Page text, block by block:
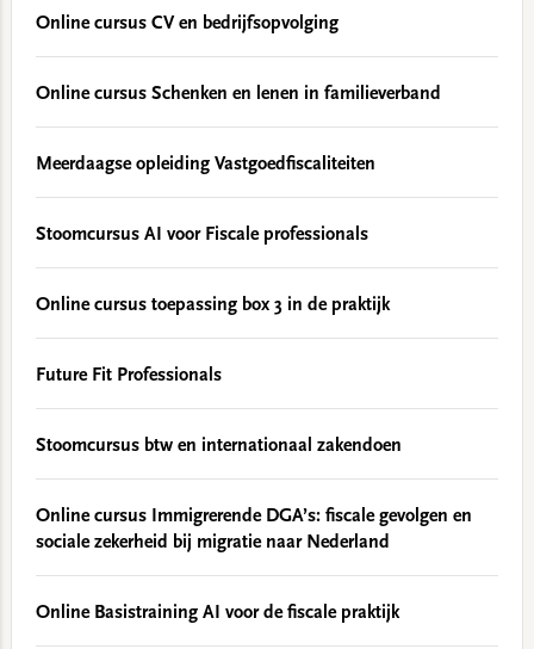
Online cursus CV en bedrijfsopvolging
Online cursus Schenken en lenen in familieverband
Meerdaagse opleiding Vastgoedfiscaliteiten
Stoomcursus AI voor Fiscale professionals
Online cursus toepassing box 3 in de praktijk
Future Fit Professionals
Stoomcursus btw en internationaal zakendoen
Online cursus Immigrerende DGA’s: fiscale gevolgen en
sociale zekerheid bij migratie naar Nederland
Online Basistraining AI voor de fiscale praktijk